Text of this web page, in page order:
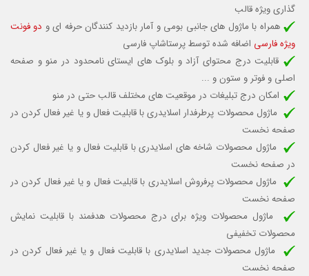
گذاری ویژه قالب
همراه با ماژول های جانبی بومی و آمار بازدید کنندگان حرفه ای و دو فونت
ویژه فارسی اضافه شده توسط پرستاشاپ فارسی
قابلیت درج محتوای آزاد و بلوک های ایستای نامحدود در منو و صفحه
اصلی و فوتر و ستون و ...
امکان درج تبلیغات در موقعیت های مختلف قالب حتی در منو
ماژول محصولات پرطرفدار اسلایدری با قابلیتفعال و یا غیر فعال کردندر
صفحه نخست
ماژول محصولات شاخه های اسلایدری با قابلیت فعال و یا غیر فعال کردن
در صفحه نخست
ماژول محصولات پرفروش اسلایدری با قابلیتفعال و یا غیر فعال کردندر
صفحه نخست
ماژول محصولات ویژه برای درج محصولات هدفمند با قابلیت نمایش
محصولات تخفیفی
ماژول محصولات جدید اسلایدری با قابلیتفعال و یا غیر فعال کردندر
صفحه نخست